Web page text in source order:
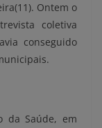
Ontem o
coletiva
conseguido
da Saúde, em